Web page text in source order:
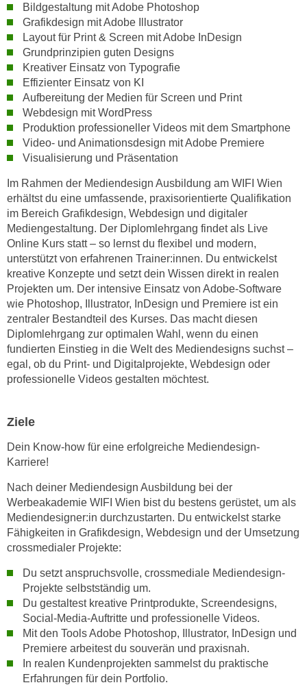
Bildgestaltung mit Adobe Photoshop
Grafikdesign mit Adobe Illustrator
Layout für Print & Screen mit Adobe InDesign
Grundprinzipien guten Designs
Kreativer Einsatz von Typografie
Effizienter Einsatz von KI
Aufbereitung der Medien für Screen und Print
Webdesign mit WordPress
Produktion professioneller Videos mit dem Smartphone
Video- und Animationsdesign mit Adobe Premiere
Visualisierung und Präsentation
Im Rahmen der Mediendesign Ausbildung am WIFI Wien
erhältst du eine umfassende, praxisorientierte Qualifikation
im Bereich Grafikdesign, Webdesign und digitaler
Mediengestaltung. Der Diplomlehrgang findet als Live
Online Kurs statt – so lernst du flexibel und modern,
unterstützt von erfahrenen Trainer:innen. Du entwickelst
kreative Konzepte und setzt dein Wissen direkt in realen
Projekten um. Der intensive Einsatz von Adobe-Software
wie Photoshop, Illustrator, InDesign und Premiere ist ein
zentraler Bestandteil des Kurses. Das macht diesen
Diplomlehrgang zur optimalen Wahl, wenn du einen
fundierten Einstieg in die Welt des Mediendesigns suchst –
egal, ob du Print- und Digitalprojekte, Webdesign oder
professionelle Videos gestalten möchtest.
Ziele
Dein Know-how für eine erfolgreiche Mediendesign-
Karriere!
Nach deiner Mediendesign Ausbildung bei der
Werbeakademie WIFI Wien bist du bestens gerüstet, um als
Mediendesigner:in durchzustarten. Du entwickelst starke
Fähigkeiten in Grafikdesign, Webdesign und der Umsetzung
crossmedialer Projekte:
Du setzt anspruchsvolle, crossmediale Mediendesign-
Projekte selbstständig um.
Du gestaltest kreative Printprodukte, Screendesigns,
Social-Media-Auftritte und professionelle Videos.
Mit den Tools Adobe Photoshop, Illustrator, InDesign und
Premiere arbeitest du souverän und praxisnah.
In realen Kundenprojekten sammelst du praktische
Erfahrungen für dein Portfolio.
i
r
z
i
e
l
i
e
t
i
e
e
C
o
o
k
i
e
s
u
n
a
l
y
s
e
z
c
e
u
S
A
u
n
t
e
r
w
o
f
e
n
h
a
b
e
W
e
n
n
e
d
e
C
o
o
k
e
S
z